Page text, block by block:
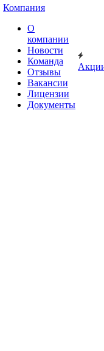
Компания
О
компании
Новости
Команда
Отзывы
Вакансии
Лицензии
Документы